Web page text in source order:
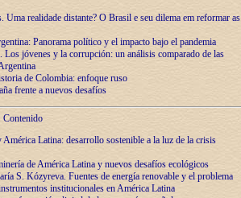
Uma realidade distante? O Brasil e seu dilema em reformar as
Panorama político y el impacto bajo el pandemia
jóvenes y la corrupción: un análisis comparado de las
de Colombia: enfoque ruso
frente a nuevos desafíos
Contenido
Latina: desarrollo sostenible a la luz de la crisis
de América Latina y nuevos desafíos ecológicos
S. Kózyreva. Fuentes de energía renovable y el problema
institucionales en América Latina